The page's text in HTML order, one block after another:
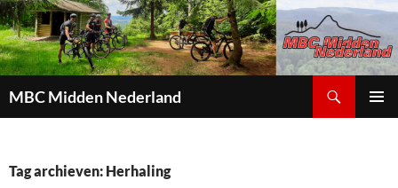
MBC Midden Nederland
INHOUD
Tag archieven: Herhaling